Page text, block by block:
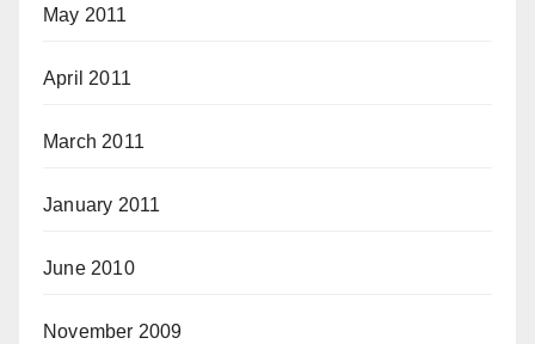
May 2011
April 2011
March 2011
January 2011
June 2010
November 2009